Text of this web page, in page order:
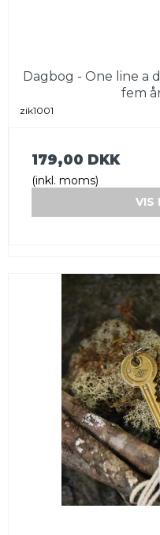
Dagbog - One line a
fem
zik1001
179,00 DKK
(inkl. moms)
VIS